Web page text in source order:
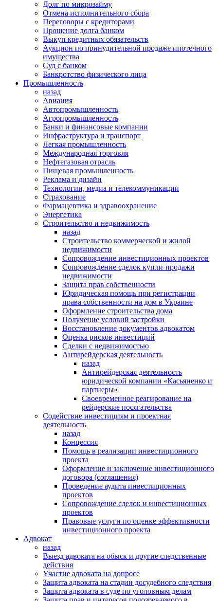
Долг по микрозайму
Отмена исполнительного сбора
Переговоры с кредиторами
Прощение долга банком
Выкуп кредитных обязательств
Аукцион по принудительной продаже ипотечного
имущества
Суд с банком
Банкротство физического лица
Промышленность
назад
Авиация
Автопромышленность
Агропромышленность
Банки и финансовые компании
Инфраструктура и транспорт
Легкая промышленность
Международная торговля
Нефтегазовая отрасль
Пищевая промышленность
Реклама и дизайн
Технологии, медиа и телекоммуникации
Страхование
Фармацевтика и здравоохранение
Энергетика
Строительство и недвижимость
назад
Строительство коммерческой и жилой
недвижимости
Сопровождение инвестиционных проектов
Сопровождение сделок купли-продажи
недвижимости
Защита прав собственности
Юридическая помощь при регистрации
права собственности на дом в Украине
Оформление строительства дома
Получение условий застройки
Восстановление документов адвокатом
Оценка рисков инвестиций
Сделки с недвижимостью
Антирейдерская деятельность
назад
Антирейдерская деятельность
юридической компании «Касьяненко и
партнеры»
Своевременное реагирование на
рейдерские посягательства
Содействие инвестициям и проектная
деятельность
назад
Концессия
Помощь в реализации инвестиционного
проекта
Оформление и заключение инвестиционного
договора (соглашения)
Проведение аудита инвестиционных
проектов
Сопровождение сделок и инвестиционных
проектов
Правовые услуги по оценке эффективности
инвестиционного проекта
Адвокат
назад
Выезд адвоката на обыск и другие следственные
действия
Участие адвоката на допросе
Защита адвоката на стадии досудебного следствия
Защита адвоката в суде по уголовным делам